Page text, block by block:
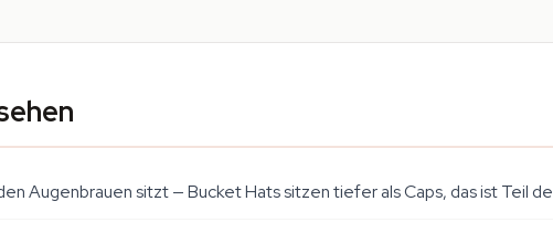
Augenbrauen sitzt — Bucket Hats sitzen tiefer als Caps, das ist Teil